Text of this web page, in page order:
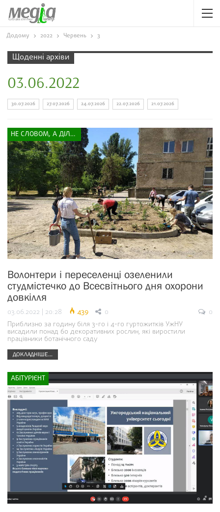
Додому 2022 Червень 3
Щоденні архіви
03.06.2022
30.07.2026 27.07.2026 24.07.2026 22.07.2026 21.07.2026
НЕ СЛОВОМ, А ДІЛОМ
Волонтери і переселенці озеленили
студмістечко до Всесвітнього дня охорони
довкілля
03.06.2022 | 20:28 439 0
0
Приблизно за годину біля 3-го і 4-го гуртожитків УжНУ
висадили понад 60 декоративних рослин, які виростили
працівники ботанічного саду
ДОКЛАДНІШЕ...
АБІТУРІЄНТ